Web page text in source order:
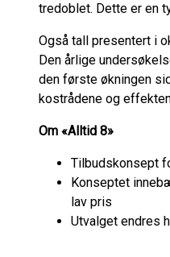
tredoblet. Dette er en
Også tall presentert i
Den årlige
den første økningen
kostrådene og
Om «Alltid 8»
Tilbudskonsept
Konseptet
lav pris
Utvalget endres